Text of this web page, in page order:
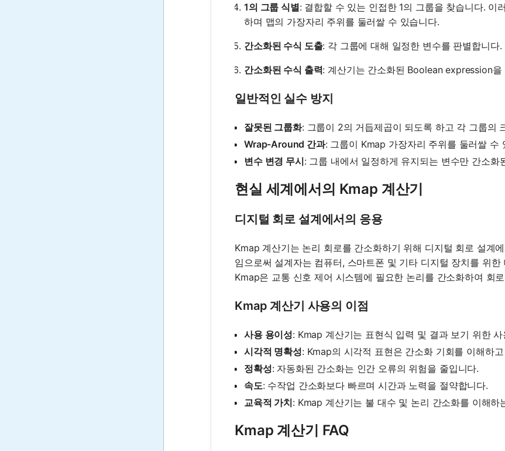
1의 그룹 식별: 결합할 수 있는 인접한 1의 그룹을 찾습니다.
하며 맵의 가장자리 주위를 둘러쌀 수 있습니다.
간소화된 수식 도출: 각 그룹에 대해 일정한 변수를 판별합니
간소화된 수식 출력: 계산기는 간소화된 Boolean expression을
일반적인 실수 방지
잘못된 그룹화: 그룹이 2의 거듭제곱이 되도록 하고 각 그룹의
Wrap-Around 간과: 그룹이 Kmap 가장자리 주위를 둘러쌀 수
변수 변경 무시: 그룹 내에서 일정하게 유지되는 변수만 간소화
현실 세계에서의 Kmap 계산기
디지털 회로 설계에서의 응용
Kmap 계산기는 논리 회로를 간소화하기 위해 디지털 회로 설계
임으로써 설계자는 컴퓨터, 스마트폰 및 기타 디지털 장치를 위
Kmap은 교통 신호 제어 시스템에 필요한 논리를 간소화하여 회
Kmap 계산기 사용의 이점
사용 용이성: Kmap 계산기는 표현식 입력 및 결과 보기 위한
시각적 명확성: Kmap의 시각적 표현은 간소화 기회를 이해하
정확성: 자동화된 간소화는 인간 오류의 위험을 줄입니다.
속도: 수작업 간소화보다 빠르며 시간과 노력을 절약합니다.
교육적 가치: Kmap 계산기는 불 대수 및 논리 간소화를 이해하
Kmap 계산기 FAQ